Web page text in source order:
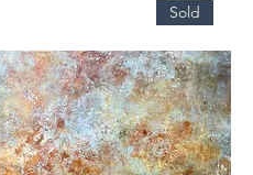
Sold